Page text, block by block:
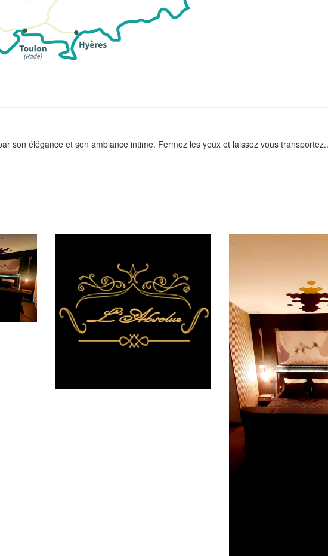
son élégance et son ambiance intime. Fermez les yeux et laissez vous